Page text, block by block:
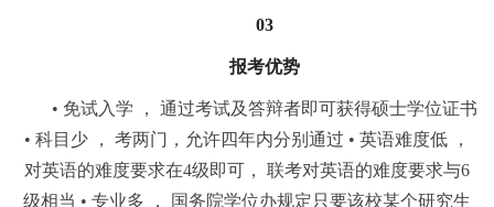
03
报考优势
• 免试入学 ， 通过考试及答辩者即可获得硕士学位证书
• 科目少 ， 考两门，允许四年内分别通过 • 英语难度低 ，
对英语的难度要求在4级即可， 联考对英语的难度要求与6
级相当 • 专业多 ， 国务院学位办规定只要该校某个研究生